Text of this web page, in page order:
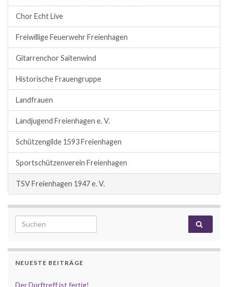
Chor Echt Live
Freiwillige Feuerwehr Freienhagen
Gitarrenchor Saitenwind
Historische Frauengruppe
Landfrauen
Landjugend Freienhagen e. V.
Schützengilde 1593 Freienhagen
Sportschützenverein Freienhagen
TSV Freienhagen 1947 e. V.
Search for:
NEUESTE BEITRÄGE
Der Dorftreff ist fertig!